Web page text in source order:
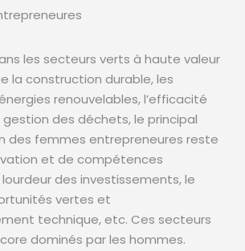
les secteurs verts à haute valeur
la construction durable, les
renouvelables, l’efficacité
des déchets, le principal
des femmes entrepreneures reste
et de compétences
des investissements, le
vertes et
technique, etc. Ces secteurs
dominés par les hommes.